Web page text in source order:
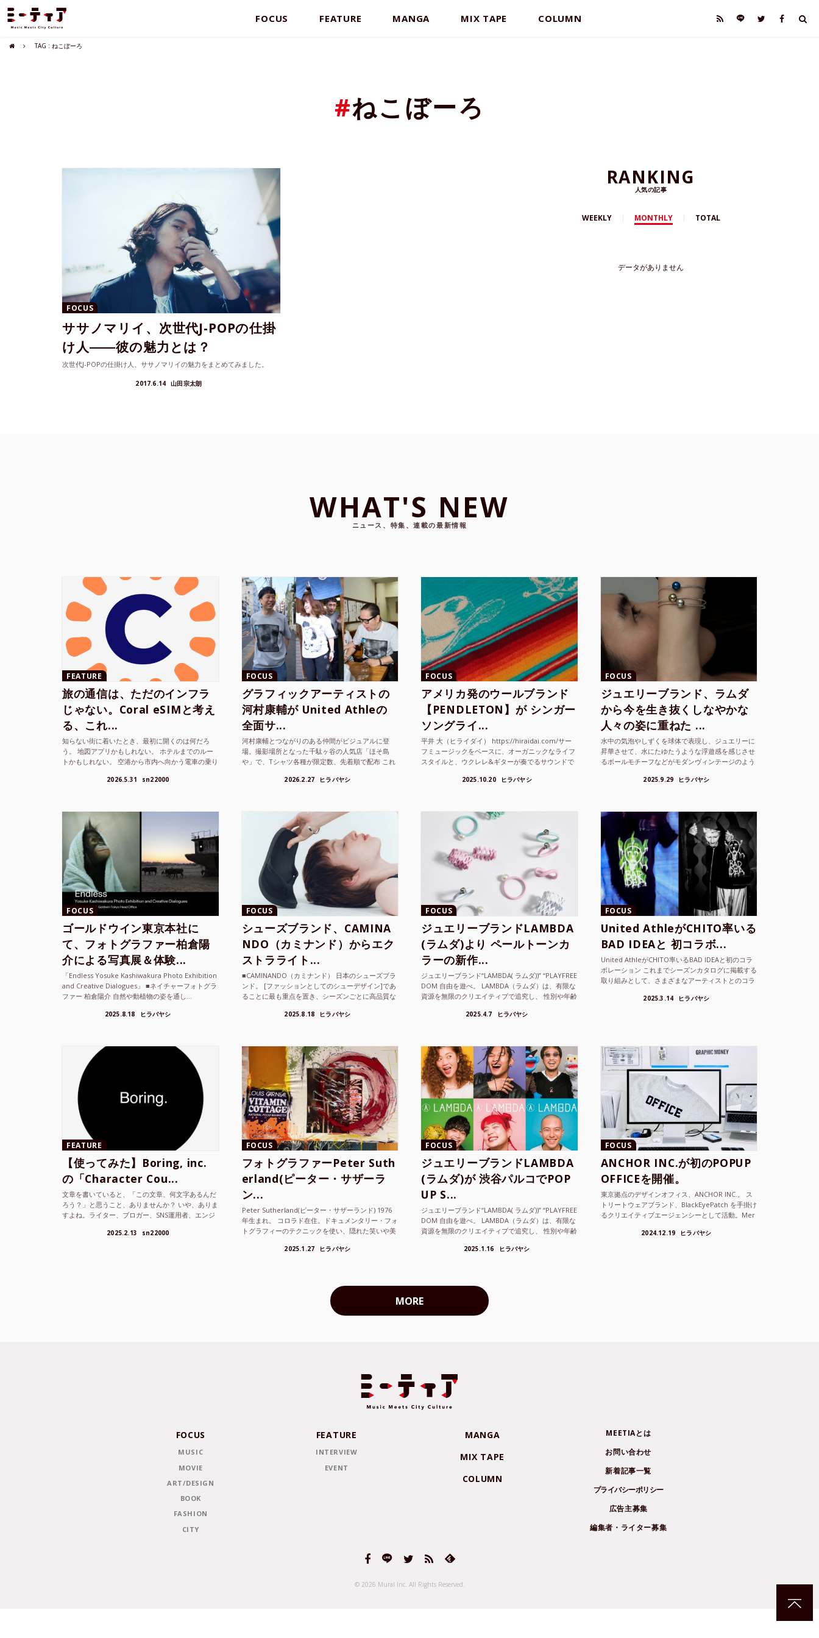
FOCUS FEATURE MANGA MIX TAPE COLUMN
TAG : ねこぼーろ
#ねこぼーろ
FOCUS
ササノマリイ、次世代J-POPの仕掛
け人――彼の魅力とは？
次世代J-POPの仕掛け人、ササノマリイの魅力をまとめてみました。
2017.6.14 山田宗太朗
RANKING
人気の記事
WEEKLY MONTHLY TOTAL
データがありません
WHAT'S NEW
ニュース、特集、連載の最新情報
FEATURE
旅の通信は、ただのインフラ
じゃない。Coral eSIMと考え
る、これ...
知らない街に着いたとき、最初に開くのは何だろ
う。 地図アプリかもしれない。 ホテルまでのルー
トかもしれない。 空港から市内へ向かう電車の乗り
て、その街の空...2026.5.31 sn22000
FOCUS
グラフィックアーティストの
河村康輔が United Athleの
全面サ...
河村康輔とつながりのある仲間がビジュアルに登
場。撮影場所となった千駄ヶ谷の人気店「ほそ島
や」で、Tシャツ各種が限定数、先着順で配布 これ
2026.2.27 ヒラバヤシ
FOCUS
アメリカ発のウールブランド
【PENDLETON】が シンガー
ソングライ...
平井 大（ヒライダイ） https://hiraidai.com/サー
フミュージックをベースに、オーガニックなライフ
スタイルと、ウクレレ&ギターが奏でるサウンドで
2025.10.20 ヒラバヤシ
FOCUS
ジュエリーブランド、ラムダ
から今を生き抜くしなやかな
人々の姿に重ねた ...
水中の気泡やしずくを球体で表現し、ジュエリーに
昇華させて、水にたゆたうような浮遊感を感じさせ
るボールモチーフなどがモダンヴィンテージのよう
2025.9.29 ヒラバヤシ
FOCUS
ゴールドウイン東京本社に
て、フォトグラファー柏倉陽
介による写真展＆体験...
「Endless Yosuke Kashiwakura Photo Exhibition
and Creative Dialogues」 ■ネイチャーフォトグラ
ファー 柏倉陽介 自然や動植物の姿を通し...
2025.8.18 ヒラバヤシ
FOCUS
シューズブランド、CAMINA
NDO（カミナンド）からエク
ストラライト...
■CAMINANDO（カミナンド） 日本のシューズブラ
ンド。 [ファッションとしてのシューデザイン]であ
ることに最も重点を置き、シーズンごとに高品質な
2025.8.18 ヒラバヤシ
FOCUS
ジュエリーブランドLAMBDA
(ラムダ)より ペールトーンカ
ラーの新作...
ジュエリーブランド“LAMBDA( ラムダ))” “PLAYFREE
DOM 自由を遊べ。 LAMBDA（ラムダ）は、有限な
資源を無限のクリエイティブで追究し、 性別や年齢
2025.4.7 ヒラバヤシ
FOCUS
United AthleがCHITO率いる
BAD IDEAと 初コラボ...
United AthleがCHITO率いるBAD IDEAと初のコラ
ボレーション これまでシーズンカタログに掲載する
取り組みとして、さまざまなアーティストとのコラ
2025.3.14 ヒラバヤシ
FEATURE
【使ってみた】Boring, inc.
の「Character Cou...
文章を書いていると、「この文章、何文字あるんだ
ろう？」と思うこと、ありませんか？ いや、ありま
すよね。ライター、ブロガー、SNS運用者、エンジ
2025.2.13 sn22000
FOCUS
フォトグラファーPeter Suth
erland(ピーター・サザーラ
ン...
Peter Sutherland(ピーター・サザーランド) 1976
年生まれ。 コロラド在住。ドキュメンタリー・フォ
トグラフィーのテクニックを使い、隠れた笑いや美
2025.1.27 ヒラバヤシ
FOCUS
ジュエリーブランドLAMBDA
(ラムダ)が 渋谷パルコでPOP
UP S...
ジュエリーブランド“LAMBDA( ラムダ))” “PLAYFREE
DOM 自由を遊べ。 LAMBDA（ラムダ）は、有限な
資源を無限のクリエイティブで追究し、 性別や年齢
2025.1.16 ヒラバヤシ
FOCUS
ANCHOR INC.が初のPOPUP
OFFICEを開催。
東京拠点のデザインオフィス、ANCHOR INC.。 ス
トリートウェアブランド、BlackEyePatch を手掛け
るクリエイティブエージェンシーとして活動。Mer
2024.12.19 ヒラバヤシ
MORE
FOCUS
MUSIC
MOVIE
ART/DESIGN
BOOK
FASHION
CITY
FEATURE
INTERVIEW
EVENT
MANGA
MIX TAPE
COLUMN
MEETIAとは
お問い合わせ
新着記事一覧
プライバシーポリシー
広告主募集
編集者・ライター募集
© 2026 Mural Inc. All Rights Reserved.